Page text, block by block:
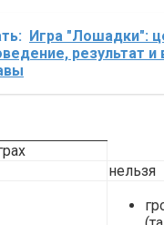
Игра "Лошадки":
результат и
нельзя